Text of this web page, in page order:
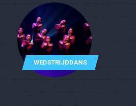
WEDSTRIJDDANS